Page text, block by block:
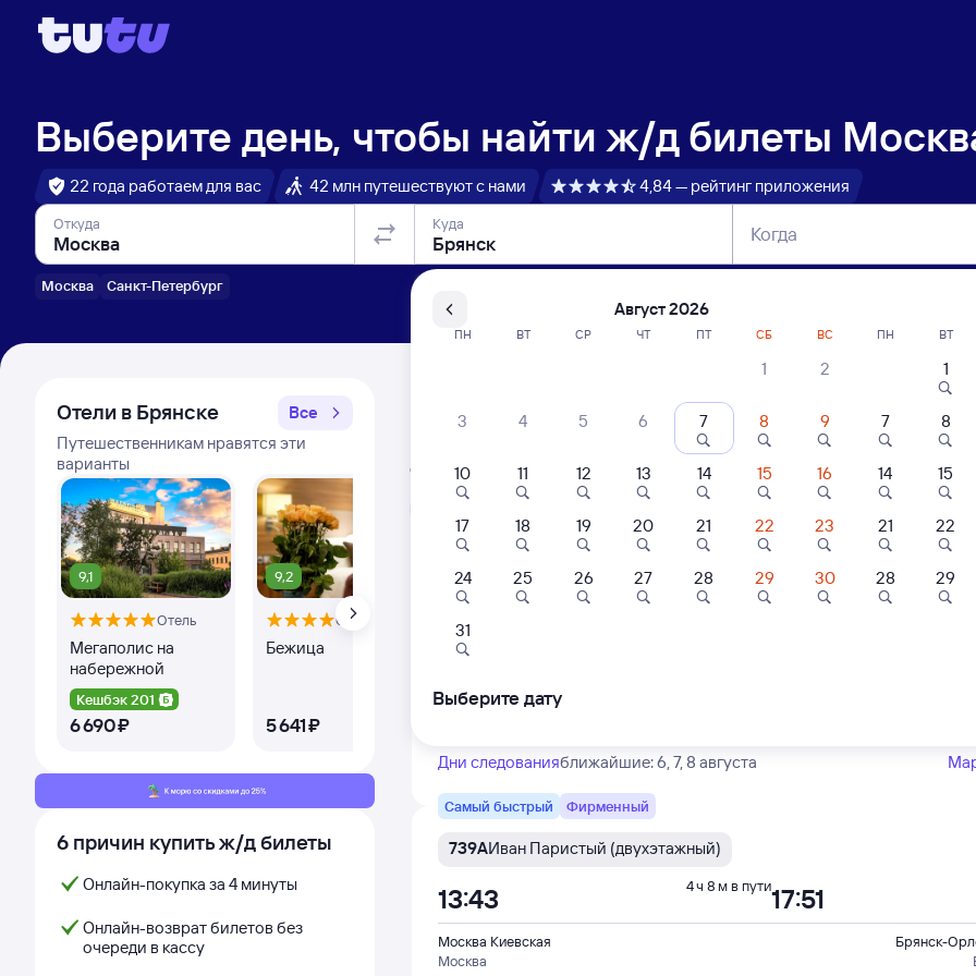
Выберите день, чтобы найти ж/д билеты
22 года работаем для вас 42 млн путешествуют с нами 4,84 — рейтинг приложения
Откуда
Москва Санкт-Петербург
Куда Когда
Отели в Брянске
Все
Путешественникам нравятся эти
варианты
9,1
Отель
Мегаполис на
набережной
Кешбэк 201
6 ⁠690 ⁠₽
9,2
Отель
Бежица
5 ⁠641 ⁠₽
8,4
Пошале
Кешбэк 61
8,7
6 причин купить ж/д билеты
Онлайн-покупка за 4 минуты
Онлайн-возврат билетов без
очереди в кассу
Расписание поездов Москва — Брянск
Расписание поездов Брянск — Москва
Открыта продажа билетов на 3 ноября. Отправление и прибытие по местному
Тип вагона
Любой
Самый быстрый
Фирменный
737А Иван Паристый (двухэтажный)
Москва
06:50
Дни следованияближайшие: 6, 7, 8 августа
Самый быстрый Фирменный
739АИван Паристый (двухэтажный)
Москва Киевская
Москва
Брянск-
13:43 17:51
4 ч 8 м в пути
Август 2026
ПН ВТ СР ЧТ ПТ СБ ВС
1 2
3 4 5 6 7 8 9
10 11 12 13 14 15 16
17 18 19 20 21 22 23
24 25 26 27 28 29 30
31
ПН ВТ
1
7 8
14 15
21 22
28 29
Выберите дату